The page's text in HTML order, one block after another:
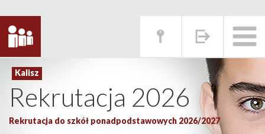
Rekrutacja 2026
Rekrutacja do szkół ponadpodstawowych 2026/2027